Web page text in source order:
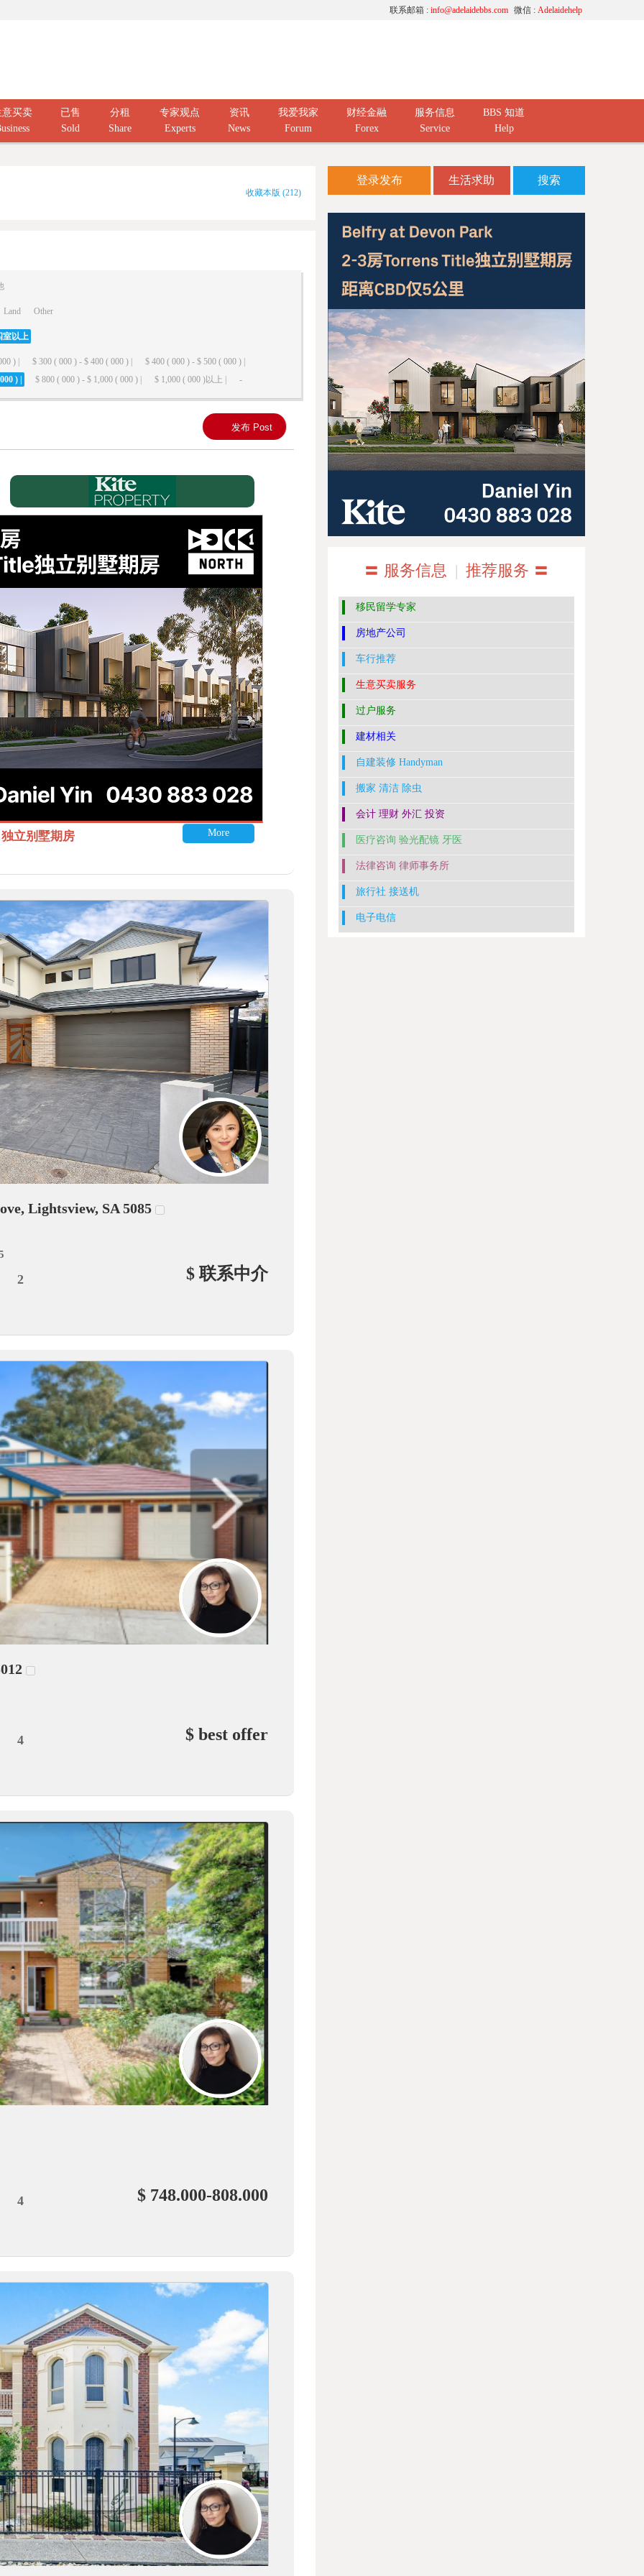
微信 : Adelaidehelp
联系邮箱 : info@adelaidebbs.com
意买卖
已售
Sold
分租
Share
专家观点
Experts
资讯
News
我爱我家
Forum
财经金融
Forex
服务信息
Service
BBS 知道
Help
收藏本版 (212)
Land Other
室以上
) | $ 300 ( 000 ) - $ 400 ( 000 ) |
$ 400 ( 000 ) - $ 500 ( 000 ) |
) |
$ 800 ( 000 ) - $ 1,000 ( 000 ) | $ 1,000 ( 000 )以上 | -
发布 Post
立别墅期房 More
Lightsview, SA 5085
2 $ 联系中介
4 $ best offer
4 $ 748.000-808.000
登录发布 生活求助 搜索
〓 服务信息 | 推荐服务 〓
移民留学专家
房地产公司
车行推荐
生意买卖服务
过户服务
建材相关
自建装修 Handyman
搬家 清洁 除虫
会计 理财 外汇 投资
医疗咨询 验光配镜 牙医
法律咨询 律师事务所
旅行社 接送机
电子电信